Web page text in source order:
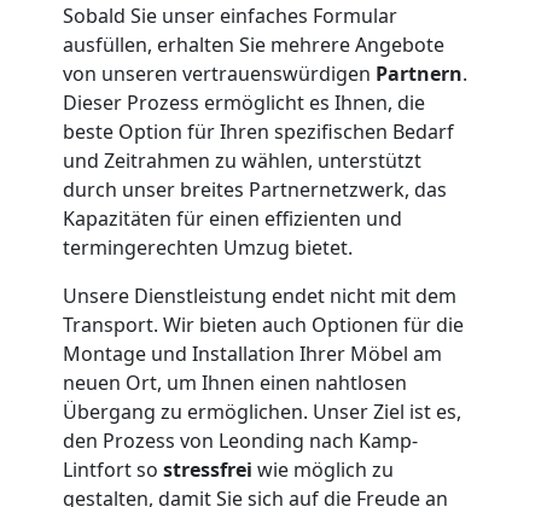
Sobald Sie unser einfaches Formular
ausfüllen, erhalten Sie mehrere Angebote
von unseren vertrauenswürdigen Partnern.
Dieser Prozess ermöglicht es Ihnen, die
beste Option für Ihren spezifischen Bedarf
und Zeitrahmen zu wählen, unterstützt
durch unser breites Partnernetzwerk, das
Kapazitäten für einen effizienten und
termingerechten Umzug bietet.
Unsere Dienstleistung endet nicht mit dem
Transport. Wir bieten auch Optionen für die
Montage und Installation Ihrer Möbel am
neuen Ort, um Ihnen einen nahtlosen
Übergang zu ermöglichen. Unser Ziel ist es,
den Prozess von Leonding nach Kamp-
Lintfort so stressfrei wie möglich zu
gestalten, damit Sie sich auf die Freude an
Privatumzug
Leonding
Tresortransport
Leonding
Umzug
für